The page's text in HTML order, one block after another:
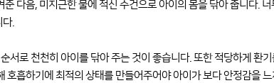
다음, 미지근한 물에 적신 수건으로 아이의 몸을 닦아 줍니다.
.
로 천천히 아이를 닦아 주는 것이 좋습니다. 또한 적당하게 환기
호흡하기에 최적의 상태를 만들어주어야 아이가 보다 안정감을